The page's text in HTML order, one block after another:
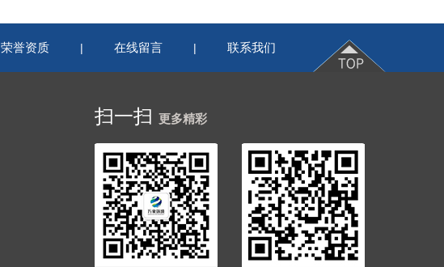
荣誉资质 | 在线留言 | 联系我们
扫一扫 更多精彩